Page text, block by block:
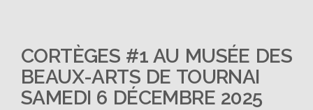
CORTÈGES #1 AU MUSÉE DES
BEAUX-ARTS DE TOURNAI
SAMEDI 6 DÉCEMBRE 2025